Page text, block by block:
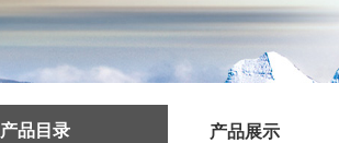
产品目录 产品展示